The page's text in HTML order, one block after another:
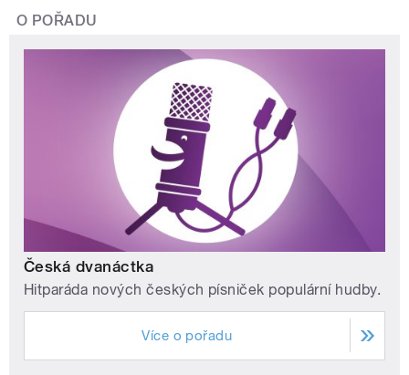
O POŘADU
Česká dvanáctka
Hitparáda nových českých písniček populární hudby.
Více o pořadu